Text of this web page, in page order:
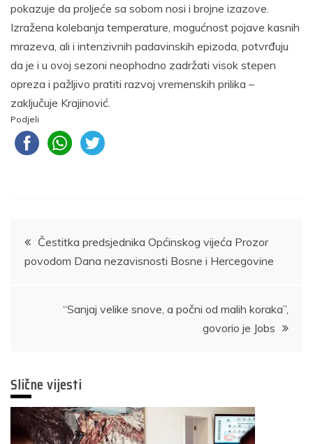
pokazuje da proljeće sa sobom nosi i brojne izazove.
Izražena kolebanja temperature, mogućnost pojave kasnih
mrazeva, ali i intenzivnih padavinskih epizoda, potvrđuju
da je i u ovoj sezoni neophodno zadržati visok stepen
opreza i pažljivo pratiti razvoj vremenskih prilika –
zaključuje Krajinović.
Podjeli
Navigacija
članaka
Čestitka predsjednika Općinskog vijeća Prozor
povodom Dana nezavisnosti Bosne i Hercegovine
“Sanjaj velike snove, a počni od malih koraka”,
govorio je Jobs
Slične vijesti